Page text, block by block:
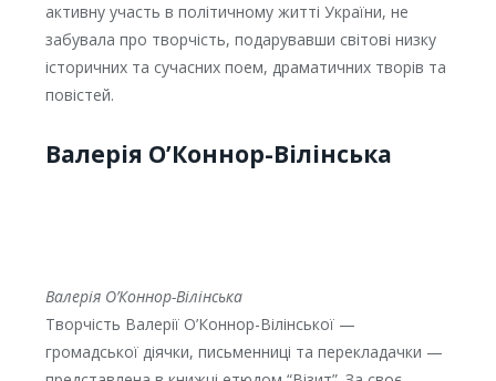
активну участь в політичному житті України, не
забувала про творчість, подарувавши світові низку
історичних та сучасних поем, драматичних творів та
повістей.
Валерія О’Коннор-Вілінська
Валерія О’Коннор-Вілінська
Творчість Валерії О’Коннор-Вілінської —
громадської діячки, письменниці та перекладачки —